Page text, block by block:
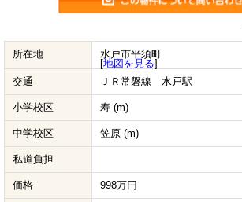
所在地
水戸市平須町
[地図を見る]
交通
ＪＲ常磐線 水戸駅
小学校区 寿 (m)
中学校区 笠原 (m)
私道負担
価格 998万円